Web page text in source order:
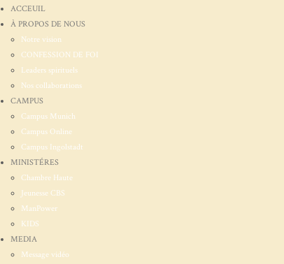
ACCEUIL
À PROPOS DE NOUS
Notre vision
CONFESSION DE FOI
Leaders spirituels
Nos collaborations
CAMPUS
Campus Munich
Campus Online
Campus Ingolstadt
MINISTÉRES
Chambre Haute
Jeunesse CBS
ManPower
KIDS
MEDIA
Message vidéo